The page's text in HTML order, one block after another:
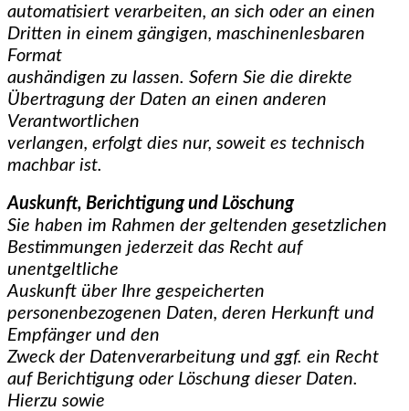
automatisiert verarbeiten, an sich oder an einen
Dritten in einem gängigen, maschinenlesbaren
Format
aushändigen zu lassen. Sofern Sie die direkte
Übertragung der Daten an einen anderen
Verantwortlichen
verlangen, erfolgt dies nur, soweit es technisch
machbar ist.
Auskunft, Berichtigung und Löschung
Sie haben im Rahmen der geltenden gesetzlichen
Bestimmungen jederzeit das Recht auf
unentgeltliche
Auskunft über Ihre gespeicherten
personenbezogenen Daten, deren Herkunft und
Empfänger und den
Zweck der Datenverarbeitung und ggf. ein Recht
auf Berichtigung oder Löschung dieser Daten.
Hierzu sowie